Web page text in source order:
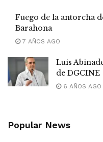
Fuego de la antorcha
Barahona
7 AÑOS AGO
Luis
de DGCINE
6 AÑOS AGO
Popular News